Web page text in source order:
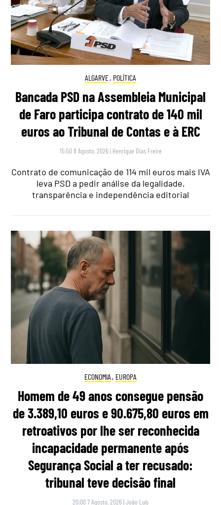
ALGARVE, POLÍTICA
Bancada PSD na Assembleia Municipal
de Faro participa contrato de 140 mil
euros ao Tribunal de Contas e à ERC
15:50 8 Agosto, 2026 | Henrique Dias Freire
Contrato de comunicação de 114 mil euros mais IVA
leva PSD a pedir análise da legalidade,
transparência e independência editorial
ECONOMIA , EUROPA
Homem de 49 anos consegue pensão
de 3.389,10 euros e 90.675,80 euros em
retroativos por lhe ser reconhecida
incapacidade permanente após
Segurança Social a ter recusado:
tribunal teve decisão final
20:00 7 Agosto, 2026 |João Luís